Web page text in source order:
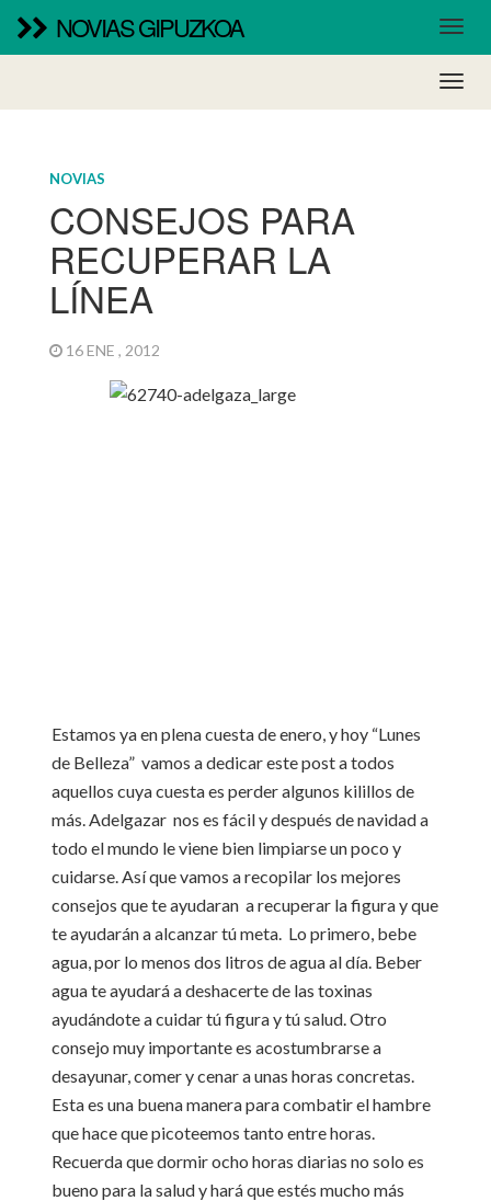
NOVIAS GIPUZKOA
NOVIAS
CONSEJOS PARA
RECUPERAR LA
LÍNEA
16 ENE , 2012
Estamos ya en plena cuesta de enero, y hoy “Lunes
de Belleza” vamos a dedicar este post a todos
aquellos cuya cuesta es perder algunos kilillos de
más. Adelgazar nos es fácil y después de navidad a
todo el mundo le viene bien limpiarse un poco y
cuidarse. Así que vamos a recopilar los mejores
consejos que te ayudaran a recuperar la figura yque
te ayudarán a alcanzar tú meta. Lo primero, bebe
agua, por lo menos dos litros de agua al día. Beber
agua te ayudará a deshacerte de las toxinas
ayudándote a cuidar tú figura y tú salud. Otro
consejo muy importante es acostumbrarse a
desayunar, comer y cenar a unas horas concretas.
Esta es una buena manera para combatir el hambre
que hace que picoteemos tanto entre horas.
Recuerda que dormir ocho horas diarias no solo es
bueno para la salud y hará que estés mucho más